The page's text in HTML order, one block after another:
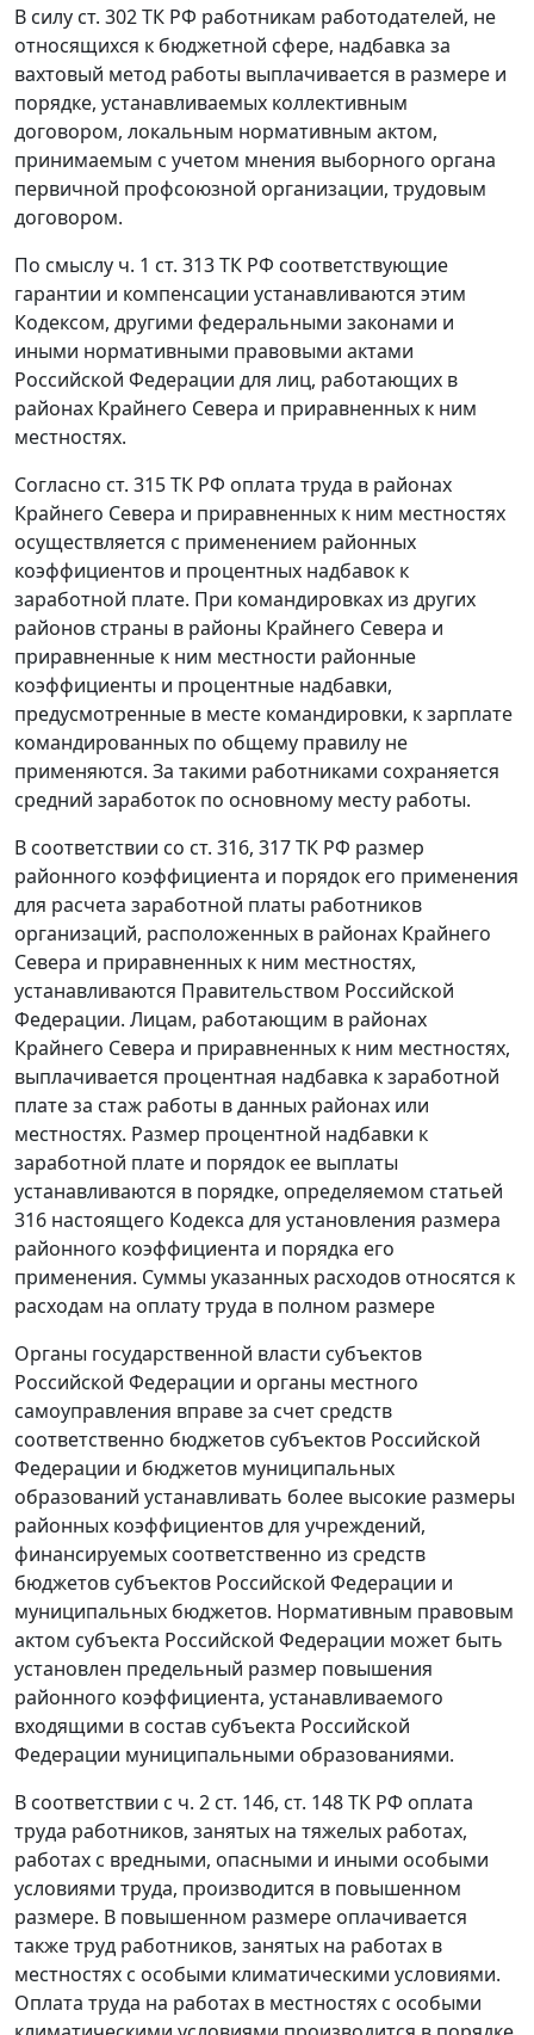
В силу ст. 302ТК РФ работникам работодателей, не
относящихся к бюджетной сфере, надбавка за
вахтовый метод работы выплачивается в размере и
порядке, устанавливаемых коллективным
договором, локальным нормативным актом,
принимаемым с учетом мнения выборного органа
первичной профсоюзной организации, трудовым
договором.
По смыслу ч. 1 ст. 313ТК РФ соответствующие
гарантии и компенсации устанавливаются этим
Кодексом, другими федеральными законами и
иными нормативными правовыми актами
Российской Федерации для лиц, работающих в
районах Крайнего Севера и приравненных к ним
местностях.
Согласно ст. 315ТК РФ оплата труда в районах
Крайнего Севера и приравненных к ним местностях
осуществляется с применением районных
коэффициентов и процентных надбавок к
заработной плате. При командировках из других
районов страны в районы Крайнего Севера и
приравненные к ним местности районные
коэффициенты и процентные надбавки,
предусмотренные в месте командировки, к зарплате
командированных по общему правилу не
применяются. За такими работниками сохраняется
средний заработок по основному месту работы.
В соответствии со ст. 316, 317ТК РФ размер
районного коэффициента и порядок его применения
для расчета заработной платы работников
организаций, расположенных в районах Крайнего
Севера и приравненных к ним местностях,
устанавливаются Правительством Российской
Федерации. Лицам, работающим в районах
Крайнего Севера и приравненных к ним местностях,
выплачивается процентная надбавка к заработной
плате за стаж работы в данных районах или
местностях. Размер процентной надбавки к
заработной плате и порядок ее выплаты
устанавливаются в порядке, определяемом статьей
316 настоящего Кодекса для установления размера
районного коэффициента и порядка его
применения. Суммы указанных расходов относятся к
расходам на оплату труда в полном размере
Органы государственной власти субъектов
Российской Федерации и органы местного
самоуправления вправе за счет средств
соответственно бюджетов субъектов Российской
Федерации и бюджетов муниципальных
образований устанавливать более высокие размеры
районных коэффициентов для учреждений,
финансируемых соответственно из средств
бюджетов субъектов Российской Федерации и
муниципальных бюджетов. Нормативным правовым
актом субъекта Российской Федерации может быть
установлен предельный размер повышения
районного коэффициента, устанавливаемого
входящими в состав субъекта Российской
Федерации муниципальными образованиями.
В соответствии с ч. 2 ст. 146, ст. 148ТК РФ оплата
труда работников, занятых на тяжелых работах,
работах с вредными, опасными и иными особыми
условиями труда, производится в повышенном
размере. В повышенном размере оплачивается
также труд работников, занятых на работах в
местностях с особыми климатическими условиями.
Оплата труда на работах в местностях с особыми